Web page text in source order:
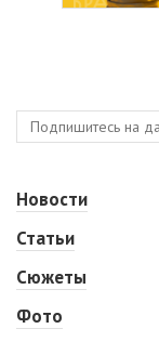
Новости
Статьи
Сюжеты
Фото